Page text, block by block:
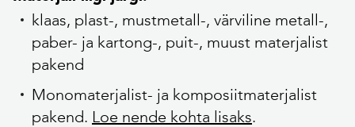
klaas, plast-, mustmetall-, värviline metall-,
paber- ja kartong-, puit-, muust materjalist
pakend
Monomaterjalist- ja komposiitmaterjalist
pakend. Loe nende kohta lisaks.